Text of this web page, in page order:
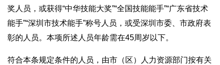
奖人员，或获得“中华技能大奖”“全国技能能手”“广东省技术
能手”“深圳市技术能手”称号人员，或受深圳市委、市政府表
彰的人员。本项所述人员年龄需在45周岁以下。
符合本条规定条件的人员，由市（区）人力资源部门按有关